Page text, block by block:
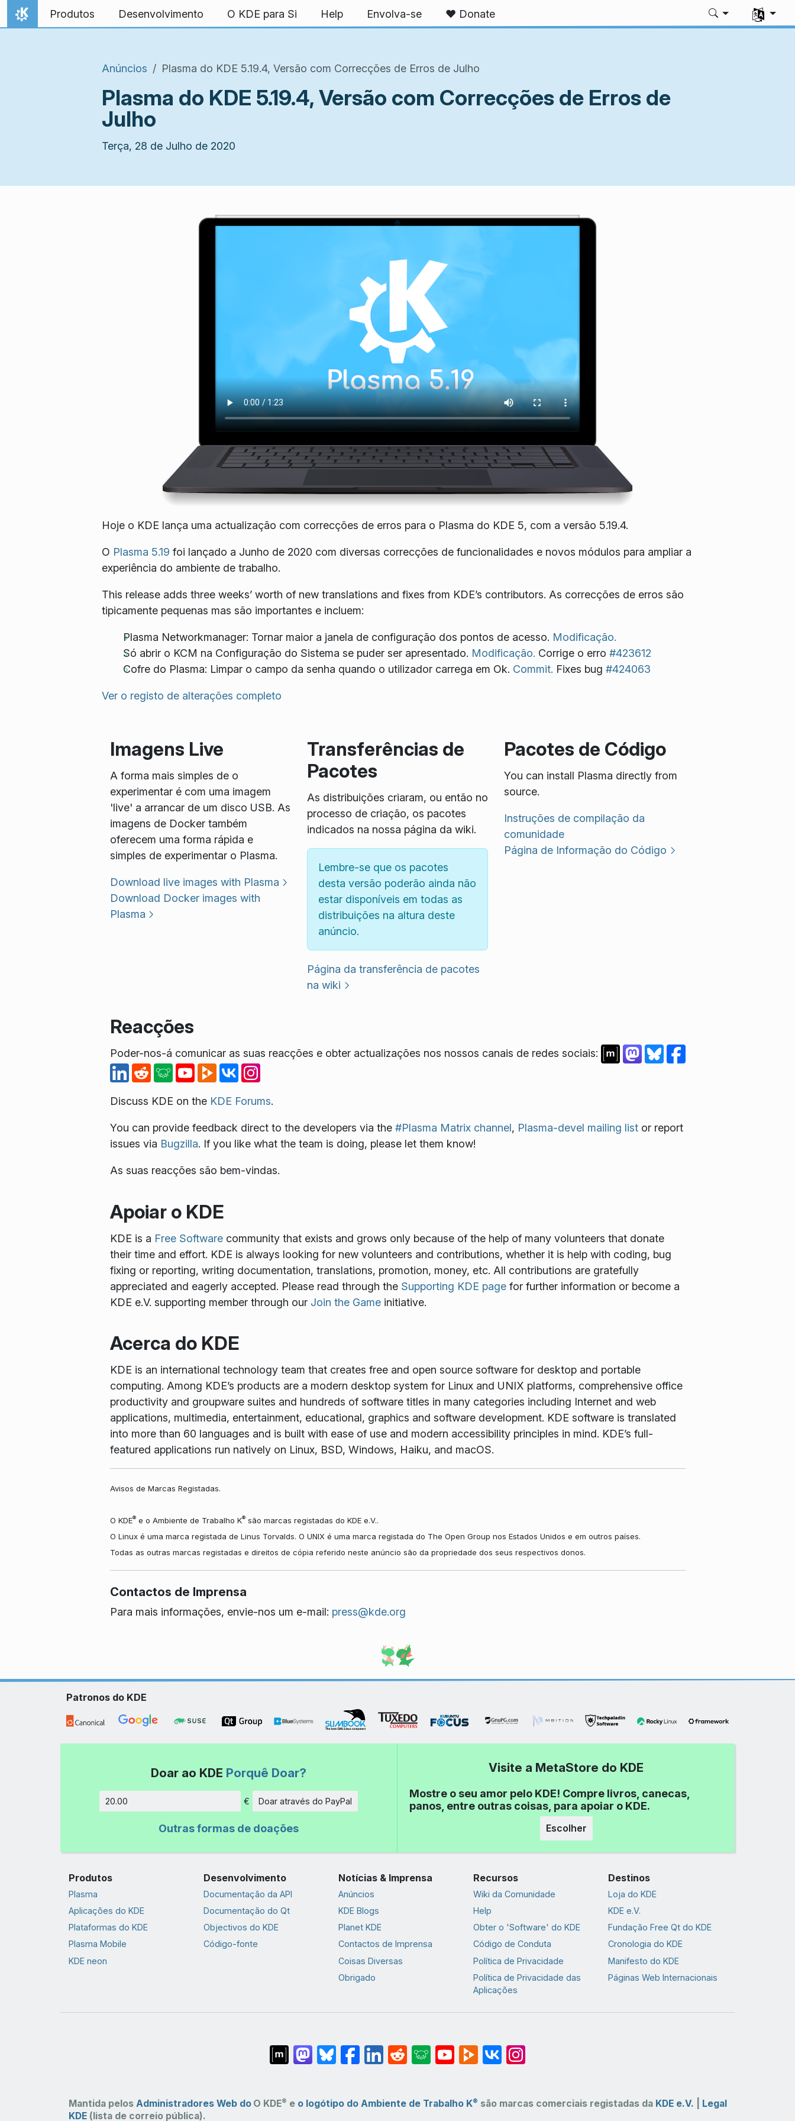
Ir para o conteúdo
Início
Produtos Desenvolvimento O KDE para Si Help Envolva-se ❤️ Donate
Anúncios Plasma do KDE 5.19.4, Versão com Correcções de Erros de Julho
Plasma do KDE 5.19.4, Versão com Correcções de Erros de
Julho
Terça, 28 de Julho de 2020
Hoje o KDE lança uma actualização com correcções de erros para o Plasma do KDE 5, com a versão 5.19.4.
O Plasma 5.19 foi lançado a Junho de 2020 com diversas correcções de funcionalidades e novos módulos para ampliar a
experiência do ambiente de trabalho.
This release adds three weeks’ worth of new translations and fixes from KDE’s contributors. As correcções de erros são
tipicamente pequenas mas são importantes e incluem:
Plasma Networkmanager: Tornar maior a janela de configuração dos pontos de acesso. Modificação.
Só abrir o KCM na Configuração do Sistema se puder ser apresentado. Modificação. Corrige o erro #423612
Cofre do Plasma: Limpar o campo da senha quando o utilizador carrega em Ok. Commit. Fixes bug #424063
Ver o registo de alterações completo
Imagens Live
A forma mais simples de o
experimentar é com uma imagem
'live' a arrancar de um disco USB. As
imagens de Docker também
oferecem uma forma rápida e
simples de experimentar o Plasma.
Download live images with Plasma
Download Docker images with
Plasma
Transferências de
Pacotes
As distribuições criaram, ou então no
processo de criação, os pacotes
indicados na nossa página da wiki.
Lembre-se que os pacotes
desta versão poderão ainda não
estar disponíveis em todas as
distribuições na altura deste
anúncio.
Página da transferência de pacotes
na wiki
Pacotes de Código
You can install Plasma directly from
source.
Instruções de compilação da
comunidade
Página de Informação do Código
Reacções
Poder-nos-á comunicar as suas reacções e obter actualizações nos nossos canais de redes sociais:
Discuss KDE on the KDE Forums.
You can provide feedback direct to the developers via the #Plasma Matrix channel, Plasma-devel mailing listor report
issues via Bugzilla. If you like what the team is doing, please let them know!
As suas reacções são bem-vindas.
Apoiar o KDE
KDE is a Free Softwarecommunity that exists and grows only because of the help of many volunteers that donate
their time and effort. KDE is always looking for new volunteers and contributions, whether it is help with coding, bug
fixing or reporting, writing documentation, translations, promotion, money, etc. All contributions are gratefully
appreciated and eagerly accepted. Please read through the Supporting KDE pagefor further information or become a
KDE e.V. supporting member through our Join the Gameinitiative.
Acerca do KDE
KDE is an international technology team that creates free and open source software for desktop and portable
computing. Among KDE’s products are a modern desktop system for Linux and UNIX platforms, comprehensive office
productivity and groupware suites and hundreds of software titles in many categories including Internet and web
applications, multimedia, entertainment, educational, graphics and software development. KDE software is translated
into more than 60 languages and is built with ease of use and modern accessibility principles in mind. KDE’s full-
featured applications run natively on Linux, BSD, Windows, Haiku, and macOS.
Avisos de Marcas Registadas.
O KDE®e o Ambiente de Trabalho K®são marcas registadas do KDE e.V..
O Linux é uma marca registada de Linus Torvalds. O UNIX é uma marca registada do The Open Group nos Estados Unidos e em outros países.
Todas as outras marcas registadas e direitos de cópia referido neste anúncio são da propriedade dos seus respectivos donos.
Contactos de Imprensa
Para mais informações, envie-nos um e-mail: press@kde.org
Patronos do KDE
Doar ao KDE Porquê Doar?
Montante
€ Doar através do PayPal
Outras formas de doações
Visite a MetaStore do KDE
Mostre o seu amor pelo KDE! Compre livros, canecas,
panos, entre outras coisas, para apoiar o KDE.
Escolher
Produtos
Plasma
Aplicações do KDE
Plataformas do KDE
Plasma Mobile
KDE neon
Desenvolvimento
Documentação da API
Documentação do Qt
Objectivos do KDE
Código-fonte
Notícias & Imprensa
Anúncios
KDE Blogs
Planet KDE
Contactos de Imprensa
Coisas Diversas
Obrigado
Recursos
Wiki da Comunidade
Help
Obter o 'Software' do KDE
Código de Conduta
Política de Privacidade
Política de Privacidade das
Aplicações
Destinos
Loja do KDE
KDE e.V.
Fundação Free Qt do KDE
Cronologia do KDE
Manifesto do KDE
Páginas Web Internacionais
Mantida pelos Administradores Web do
KDE(lista de correio pública).
O KDE® e o logótipo do Ambiente de Trabalho K® são marcas comerciais registadas da KDE e.V. Legal